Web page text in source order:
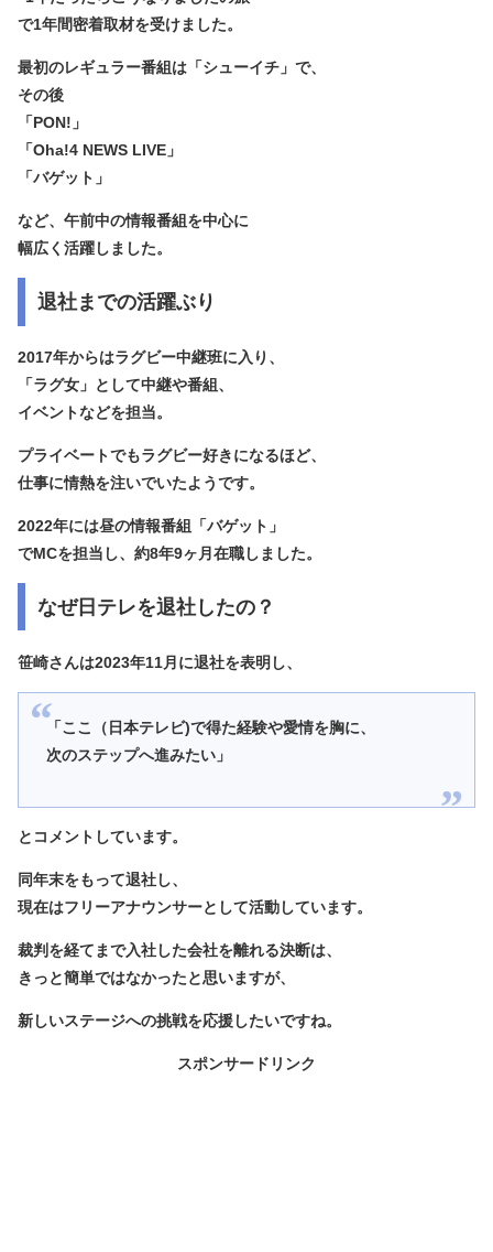
で1年間密着取材を受けました。
最初のレギュラー番組は「シューイチ」で、
その後
「PON!」
「Oha!4 NEWS LIVE」
「バゲット」
など、午前中の情報番組を中心に
幅広く活躍しました。
退社までの活躍ぶり
2017年からはラグビー中継班に入り、
「ラグ女」として中継や番組、
イベントなどを担当。
プライベートでもラグビー好きになるほど、
仕事に情熱を注いでいたようです。
2022年には昼の情報番組「バゲット」
でMCを担当し、約8年9ヶ月在職しました。
なぜ日テレを退社したの？
笹崎さんは2023年11月に退社を表明し、
「ここ（日本テレビ)で得た経験や愛情を胸に、
次のステップへ進みたい」
とコメントしています。
同年末をもって退社し、
現在はフリーアナウンサーとして活動しています。
裁判を経てまで入社した会社を離れる決断は、
きっと簡単ではなかったと思いますが、
新しいステージへの挑戦を応援したいですね。
スポンサードリンク